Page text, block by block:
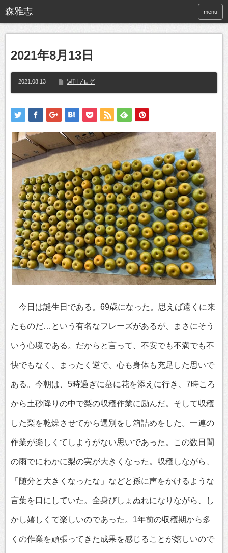
menu
2021年8月13日
2021.08.13 週刊ブログ
今日は誕生日である。69歳になった。思えば遠くに来
たものだ…という有名なフレーズがあるが、まさにそう
いう心境である。だからと言って、不安でも不満でも不
快でもなく、まったく逆で、心も身体も充足した思いで
ある。今朝は、5時過ぎに墓に花を添えに行き、7時ころ
から土砂降りの中で梨の収穫作業に励んだ。そして収穫
した梨を乾燥させてから選別をし箱詰めをした。一連の
作業が楽しくてしようがない思いであった。この数日間
の雨でにわかに梨の実が大きくなった。収穫しながら、
「随分と大きくなったな」などと孫に声をかけるような
言葉を口にしていた。全身びしょぬれになりながら、し
かし嬉しくて楽しいのであった。1年前の収穫期から多
くの作業を頑張ってきた成果を感じることが嬉しいので